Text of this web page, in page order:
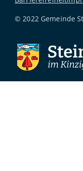
© 2022 Gemeinde